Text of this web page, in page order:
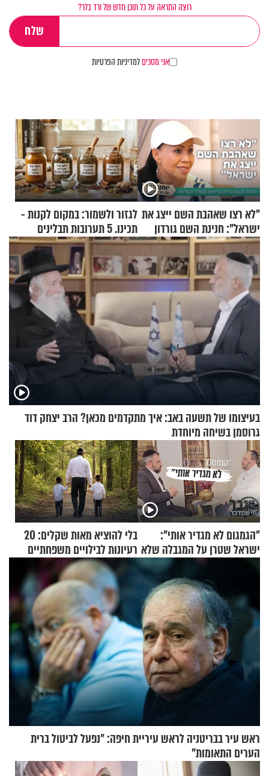
רוצה התראה על כל תוכן חדש של ורד בלר?
אני מסכיםלמדיניות הפרטיות
"לא רצו שאהבת השם ייצג את
ישראל": חנינת השם גורדון
בריאיון מעורר השראה
לגזור ולשמור: במקום לקנות -
תכינו. 5 תערובות תבלינים
שמתאימות להכל
בעיצומו של תשעה באב: איך מתקדמים מכאן? הרב יצחק דוד
גרוסמן בשיחה מיוחדת
"הגמגום לא מגדיר אותי":
ישראל שטרן על המגבלה שלא
עוצרת אותו
בלי להוציא מאות שקלים: 20
רעיונות לבילויים משפחתיים
כמעט בחינם
ראש עיר בבריטניה לראש עיריית חיפה: ״נפעל לביטול ברית
הערים התאומות״